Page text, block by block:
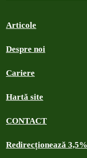
Articole
Despre noi
Cariere
Hartă site
CONTACT
Redirecționează 3,5%